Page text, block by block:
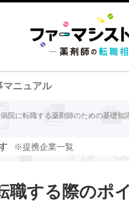
マニュアル
病院に転職する薬剤師のための基礎知
※提携企業一覧
職する際のポ